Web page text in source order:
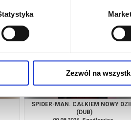
Zezwól na
bilet
kup
SPIDER-MAN. CAŁKIEM NOWY
(DUB)